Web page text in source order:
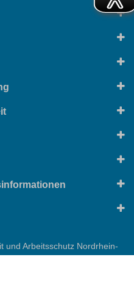
und Arbeitsschutz Nordrhein-